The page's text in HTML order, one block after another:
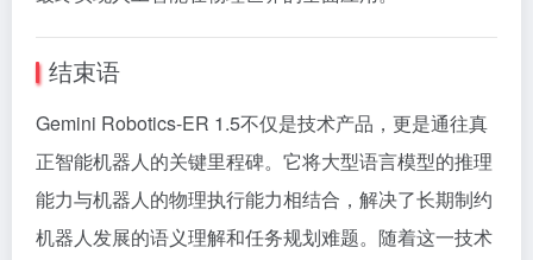
结束语
Gemini Robotics-ER 1.5不仅是技术产品，更是通往真
正智能机器人的关键里程碑。它将大型语言模型的推理
能力与机器人的物理执行能力相结合，解决了长期制约
机器人发展的语义理解和任务规划难题。随着这一技术